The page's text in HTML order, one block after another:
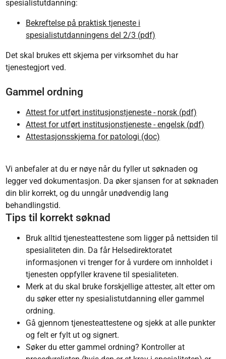
spesialistutdanning:
Bekreftelse på praktisk tjeneste i
spesialistutdanningens del 2/3 (pdf)
Det skal brukes ett skjema per virksomhet du har
tjenestegjort ved.
Gammel ordning
Attest for utført institusjonstjeneste - norsk (pdf)
Attest for utført institusjonstjeneste - engelsk (pdf)
Attestasjonsskjema for patologi (doc)
Vi anbefaler at du er nøye når du fyller ut søknaden og
legger ved dokumentasjon. Da øker sjansen for at søknaden
din blir korrekt, og du unngår unødvendig lang
behandlingstid.
Tips til korrekt søknad
Bruk alltid tjenesteattestene som ligger på nettsiden til
spesialiteten din. Da får Helsedirektoratet
informasjonen vi trenger for å vurdere om innholdet i
tjenesten oppfyller kravene til spesialiteten.
Merk at du skal bruke forskjellige attester, alt etter om
du søker etter ny spesialistutdanning eller gammel
ordning.
Gå gjennom tjenesteattestene og sjekk at alle punkter
og felt er fylt ut og signert.
Søker du etter gammel ordning? Kontroller at